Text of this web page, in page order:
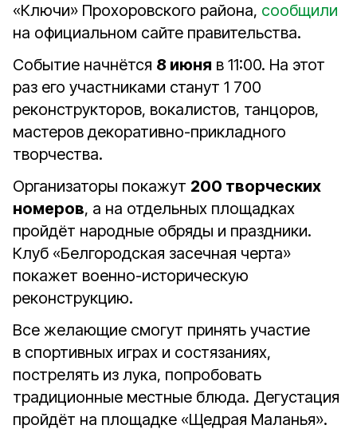
«Ключи» Прохоровского района, сообщили
на официальном сайте правительства.
Событие начнётся 8 июня в 11:00. На этот
раз его участниками станут 1 700
реконструкторов, вокалистов, танцоров,
мастеров декоративно-прикладного
творчества.
Организаторы покажут 200 творческих
номеров, а на отдельных площадках
пройдёт народные обряды и праздники.
Клуб «Белгородская засечная черта»
покажет военно-историческую
реконструкцию.
Все желающие смогут принять участие
в спортивных играх и состязаниях,
пострелять из лука, попробовать
традиционные местные блюда. Дегустация
пройдёт на площадке «Щедрая Маланья».